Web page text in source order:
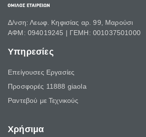
Δ/νση: Λεωφ. Κηφισίας αρ. 99, Μαρούσι
ΑΦΜ: 094019245 | ΓΕΜΗ: 001037501000
Υπηρεσίες
Επείγουσες Εργασίες
Προσφορές 11888 giaola
Ραντεβού με Τεχνικούς
Χρήσιμα